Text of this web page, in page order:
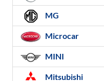
MG
Microcar
MINI
Mitsubishi